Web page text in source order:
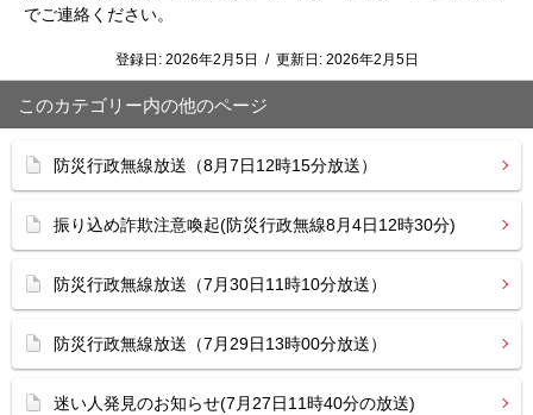
でご連絡ください。
登録日: 2026年2月5日 / 更新日: 2026年2月5日
このカテゴリー内の他のページ
防災行政無線放送（8月7日12時15分放送）
振り込め詐欺注意喚起(防災行政無線8月4日12時30分)
防災行政無線放送（7月30日11時10分放送）
防災行政無線放送（7月29日13時00分放送）
迷い人発見のお知らせ(7月27日11時40分の放送)